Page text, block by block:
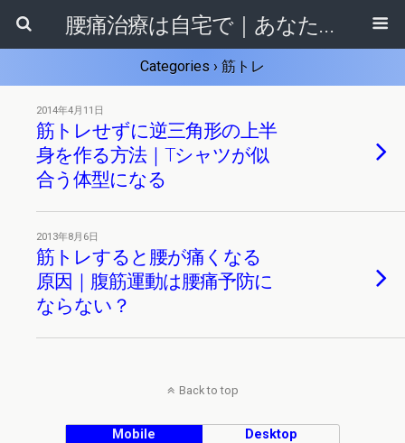
腰痛治療は自宅で｜あなたに合ったセルフ整体法がきっと見つかる！
Categories › 筋トレ
2014年4月11日
筋トレせずに逆三角形の上半
身を作る方法｜Tシャツが似
合う体型になる
2013年8月6日
筋トレすると腰が痛くなる
原因｜腹筋運動は腰痛予防に
ならない？
Back to top
Mobile Desktop